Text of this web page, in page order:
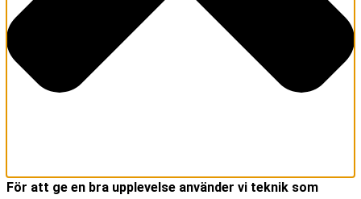
För att ge en bra upplevelse använder vi teknik som